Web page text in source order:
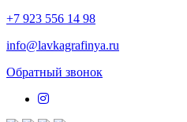
+7 923 556 14 98
info@lavkagrafinya.ru
Обратный звонок